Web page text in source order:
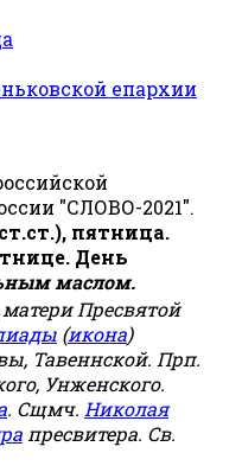
епархии
"СЛОВО-2021".
пятница.
День
маслом.
матери Пресвятой
(икона)
Тавеннской. Прп.
Унженского.
. Сщмч. Николая
пресвитера. Св.